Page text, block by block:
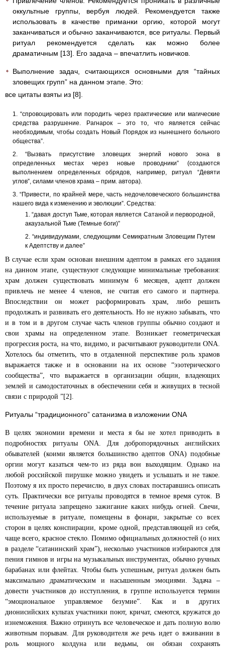
оккультные группы, вербуя людей. Рекомендуется также
использовать в качестве приманки оргию, которой могут
заканчиваться и обычно заканчиваются, все ритуалы. Первый
ритуал рекомендуется сделать как можно более
драматичным [13]. Его задача – впечатлить новичков.
Выполнение задач, считающихся основными для “тайных
зловещих групп” на данном этапе. Это:
все цитаты взяты из [8].
“спровоцировать или породить через практические или магические
средства разрушение. Рагнарок – это то, что является сейчас
необходимым, чтобы создать Новый Порядок из нынешнего больного
общества”.
“Вызвать присутствие зловещих энергий нового эона в
определенных местах через новые проводники” (создаются
выполнением определенных обрядов, например, ритуал “Девяти
углов”, силами членов храма – прим. автора).
“Привести, по крайней мере, часть недочеловеческого большинства
нашего вида к изменению и эволюции”. Средства:
“давая доступ Тьме, которая является Сатаной и первородной,
акаузальной Тьме (Темные боги)”
“индивидуумами, следующими Семикратным Зловещим Путем
к Адептству и далее”
В случае если храм основан внешним адептом в рамках его задания
на данном этапе, существуют следующие минимальные требования:
храм должен существовать минимум 6 месяцев, адепт должен
привлечь не менее 4 членов, не считая его самого и партнера.
Впоследствии он может расформировать храм, либо решить
продолжать и развивать его деятельность. Но не нужно забывать, что
и в том и в другом случае часть членов группы обычно создают и
свои храмы на определенном
этапе. Возникает геометрическая
прогрессия роста, на что, видимо, и расчитывают руководители ONA.
Хотелось бы отметить, что в отдаленной перспективе роль храмов
выражается также и в основании на их основе “эзотерического
сообщества”, что выражается в организации общин, владеющих
землей и самодостаточных в обеспечении себя и живущих в тесной
связи с природой ”[2].
Ритуалы “традиционного” сатанизма в изложении ONA
В целях экономии времени и места я бы не хотел приводить в
подробностях ритуалы ONA. Для добропорядочных английских
обывателей (коими является большинство адептов ONA) подобные
оргии могут казаться чем-то из ряда вон выходящим. Однако на
любой российской пирушке можно увидеть и услышать и не такое.
Поэтому я их просто перечислю, в двух словах постаравшись описать
суть. Практически все ритуалы проводятся в темное время суток. В
течение ритуала запрещено зажигание каких нибудь огней. Свечи,
используемые в ритуале, помещены в фонари, закрытые со всех
сторон в целях конспирации, кроме одной, представляющей из себя,
чаще всего, красное стекло. Помимо официальных должностей (о них
в разделе “сатанинский храм”), несколько участников избираются для
пения гимнов и игры на музыкальных инструментах, обычно ручных
барабанах или флейтах. Чтобы быть успешным, ритуал должен быть
максимально драматическим и насышенным эмоциями. Задача –
довести участников до исступления, в группе используется термин
“эмоциональное управляемое безумие”. Как и в других
дионисийских культах участники поют, кричат, смеются, кружатся до
изнеможения. Важно отринуть все человеческое и дать полную волю
животным порывам. Для руководителя же речь идет о вживании в
роль мощного колдуна или ведьмы, он обязан сохранять